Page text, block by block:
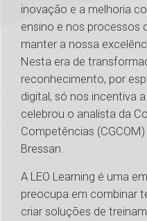
inovação e a melhoria
ensino e nos processos
manter a nossa
Nesta era de
reconhecimento, por
digital, só nos incentiva
celebrou o analista da
Competências
Bressan.
A LEO Learning é uma
preocupa em combinar
criar soluções de